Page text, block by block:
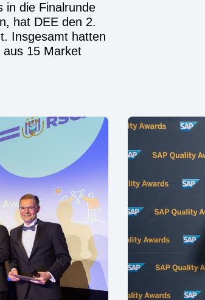
in die Finalrunde
hat DEE den 2.
Insgesamt hatten
aus 15 Market